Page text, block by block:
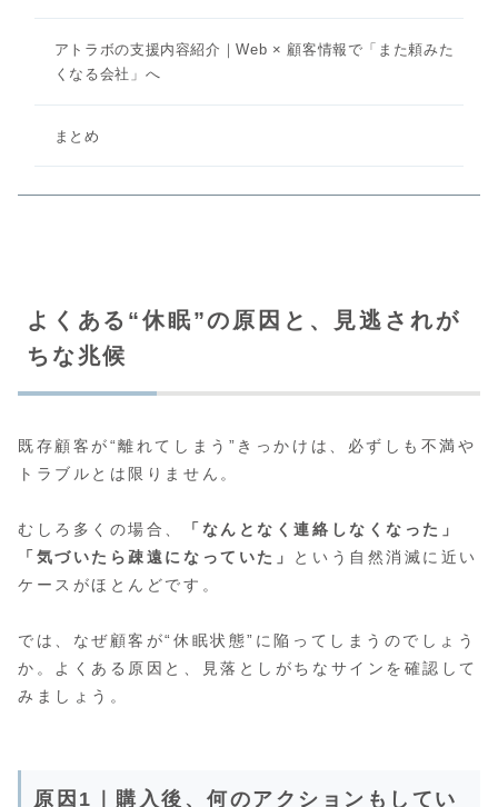
アトラボの支援内容紹介｜Web × 顧客情報で「また頼みた
くなる会社」へ
まとめ
よくある“休眠”の原因と、見逃されが
ちな兆候
既存顧客が“離れてしまう”きっかけは、必ずしも不満や
トラブルとは限りません。
むしろ多くの場合、
「なんとなく連絡しなくなった」
「気づいたら疎遠になっていた」 という自然消滅に近い
ケースがほとんどです。
では、なぜ顧客が“休眠状態”に陥ってしまうのでしょう
か。よくある原因と、見落としがちなサインを確認して
みましょう。
原因1｜購入後、何のアクションもしてい